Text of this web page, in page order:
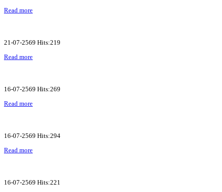
Read more
21-07-2569 Hits:219
Read more
16-07-2569 Hits:269
Read more
16-07-2569 Hits:294
Read more
16-07-2569 Hits:221